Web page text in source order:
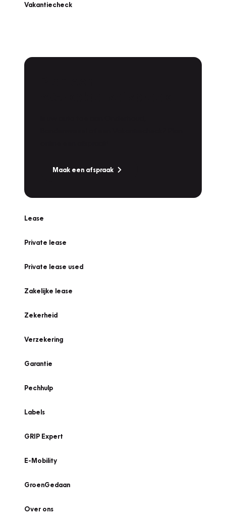
Vakantiecheck
Maak een afspraak
Lease
Private lease
Private lease used
Zakelijke lease
Zekerheid
Verzekering
Garantie
Pechhulp
Labels
GRIP Expert
E-Mobility
GroenGedaan
Over ons